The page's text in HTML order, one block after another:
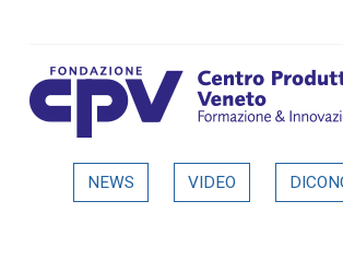
Adulti da
NEWS VIDEO